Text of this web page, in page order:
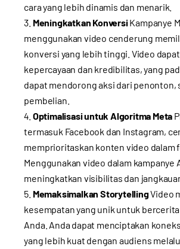
cara yang lebih dinamis dan menarik.
Meningkatkan KonversiKampanye
menggunakan video cenderung
konversi yang lebih tinggi. Video
kepercayaan dan kredibilitas, yang
dapat mendorong aksi dari penonton,
pembelian.
Optimalisasi untuk Algoritma Meta
termasuk Facebook dan Instagram,
memprioritaskan konten video dalam
Menggunakan video dalam kampanye
meningkatkan visibilitas dan
Memaksimalkan StorytellingVideo
kesempatan yang unik untuk
Anda. Anda dapat menciptakan
yang lebih kuat dengan audiens